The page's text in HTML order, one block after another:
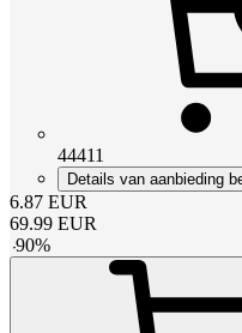
44411
Details van aanbieding
6.87 EUR
69.99 EUR
-90%